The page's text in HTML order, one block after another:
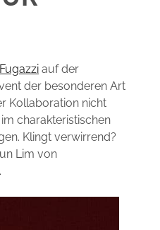
Fugazzi auf der
der besonderen Art
Kollaboration nicht
charakteristischen
Klingt verwirrend?
Lim von